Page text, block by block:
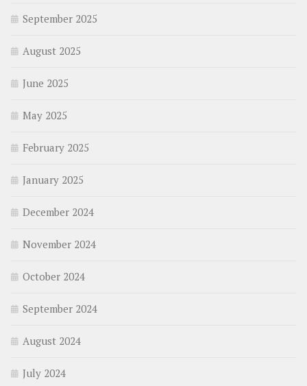
September 2025
August 2025
June 2025
May 2025
February 2025
January 2025
December 2024
November 2024
October 2024
September 2024
August 2024
July 2024